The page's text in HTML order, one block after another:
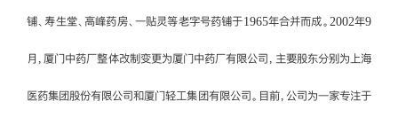
铺、寿生堂、高峰药房、一贴灵等老字号药铺于1965年合并而成。2002年9
月，厦门中药厂整体改制变更为厦门中药厂有限公司，主要股东分别为上海
医药集团股份有限公司和厦门轻工集团有限公司。目前，公司为一家专注于